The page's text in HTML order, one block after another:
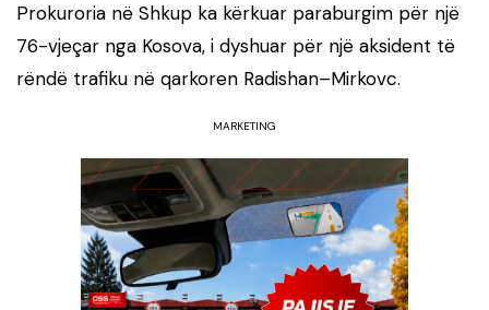
Prokuroria në Shkup ka kërkuar paraburgim për një
76-vjeçar nga Kosova, i dyshuar për një aksident të
rëndë trafiku në qarkoren Radishan–Mirkovc.
MARKETING